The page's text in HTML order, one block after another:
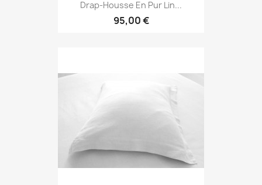
Drap-Housse En Pur Lin...
95,00 €